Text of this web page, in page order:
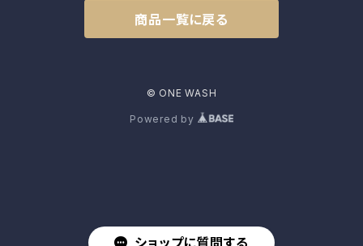
ショップに質問する
商品一覧に戻る
© ONE WASH
Powered by